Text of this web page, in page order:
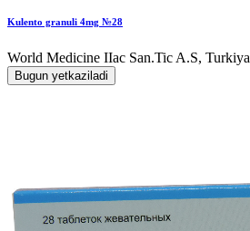
Kulento granuli 4mg №28
World Мedicine IIac San.Tic A.S, Turkiya
Bugun yetkaziladi